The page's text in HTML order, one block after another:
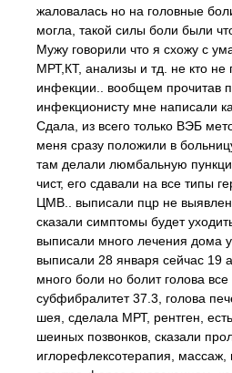
жаловалась но на головные
могла, такой силы боли были
Мужу говорили что я схожу с
МРТ,КТ, анализы и тд. не кто не
инфекции.. вообщем прочитав
инфекционисту мне написали
Сдала, из всего только ВЭБ
меня сразу положили в
там делали люмбальную
чист, его сдавали на все типы
ЦМВ.. выписали пцр не
сказали симптомы будет
выписали много лечения дома
выписали 28 января сейчас 19
много боли но болит голова все
субфибралитет 37.3, голова
шея, сделала МРТ, рентген,
шеиных позвонков, сказали
иглорефлексотерапия, массаж,